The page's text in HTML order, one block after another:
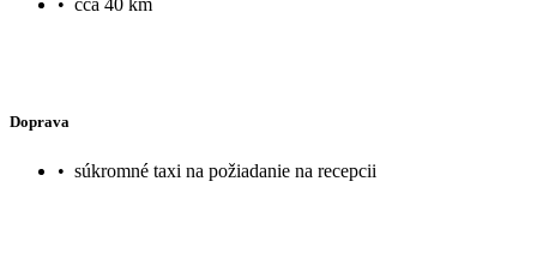
• cca 40 km
Doprava
• súkromné taxi na požiadanie na recepcii